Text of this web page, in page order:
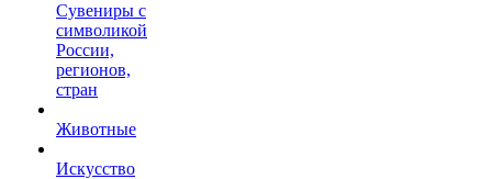
Сувениры с
символикой
России,
регионов,
стран
Животные
Искусство